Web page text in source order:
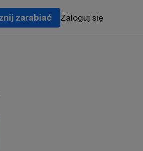
zarabiać Zaloguj się